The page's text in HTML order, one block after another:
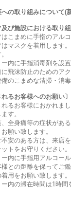
の取り組みについて(
及び施設における取り組
はこまめに手指のアル
はマスクを着用します
ー内に手指消毒剤を設置
に飛沫防止のためのア
備のこまめな清掃・消
れるお客様へのお願い〕
れるお客様におかれま
す。
、全身痛等の症状があ
願い致します。
不安のある方は、来店
ットをお守りください。
ー内に手指用アルコー
様との距離を保ってご鑑
着用をお願い致します。
ー内の滞在時間は1時間